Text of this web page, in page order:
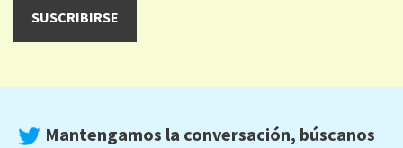
Mantengamos la conversación, búscanos